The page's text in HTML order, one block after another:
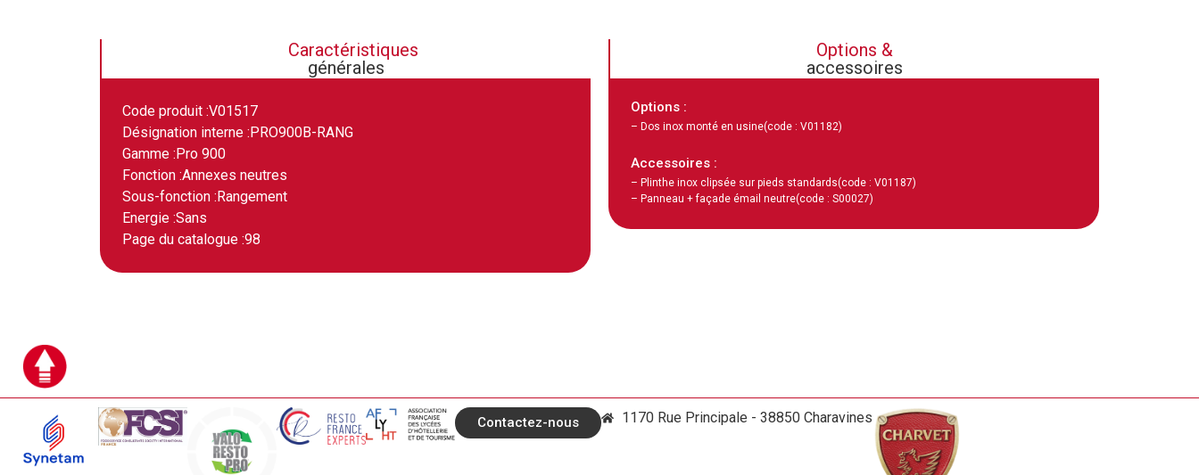
Caractéristiques
générales
Code produit :V01517
Désignation interne :PRO900B-RANG
Gamme :Pro 900
Fonction :Annexes neutres
Sous-fonction :Rangement
Energie :Sans
Page du catalogue :98
Options &
accessoires
Options :
– Dos inox monté en usine(code : V01182)
Accessoires :
– Plinthe inox clipsée sur pieds standards(code : V01187)
– Panneau + façade émail neutre(code : S00027)
Contactez-nous 1170 Rue Principale - 38850 Charavines